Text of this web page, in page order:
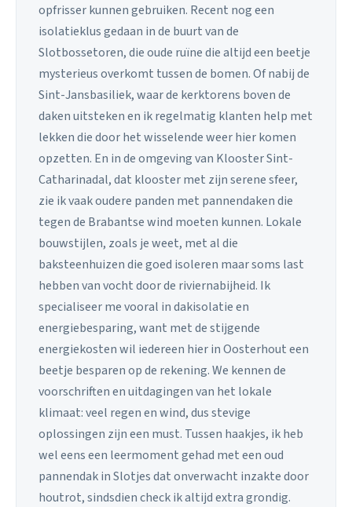
opfrisser kunnen gebruiken. Recent nog een
isolatieklus gedaan in de buurt van de
Slotbossetoren, die oude ruïne die altijd een beetje
mysterieus overkomt tussen de bomen. Of nabij de
Sint-Jansbasiliek, waar de kerktorens boven de
daken uitsteken en ik regelmatig klanten help met
lekken die door het wisselende weer hier komen
opzetten. En in de omgeving van Klooster Sint-
Catharinadal, dat klooster met zijn serene sfeer,
zie ik vaak oudere panden met pannendaken die
tegen de Brabantse wind moeten kunnen. Lokale
bouwstijlen, zoals je weet, met al die
baksteenhuizen die goed isoleren maar soms last
hebben van vocht door de riviernabijheid. Ik
specialiseer me vooral in dakisolatie en
energiebesparing, want met de stijgende
energiekosten wil iedereen hier in Oosterhout een
beetje besparen op de rekening. We kennen de
voorschriften en uitdagingen van het lokale
klimaat: veel regen en wind, dus stevige
oplossingen zijn een must. Tussen haakjes, ik heb
wel eens een leermoment gehad met een oud
pannendak in Slotjes dat onverwacht inzakte door
houtrot, sindsdien check ik altijd extra grondig.